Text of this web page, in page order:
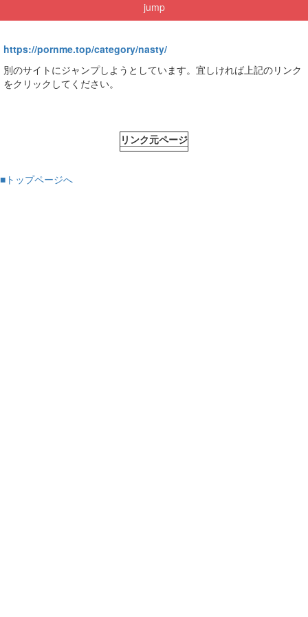
jump
https://pornme.top/category/nasty/
別のサイトにジャンプしようとしています。宜しければ上記のリンク
をクリックしてください。
リンク元ページ
■トップページへ